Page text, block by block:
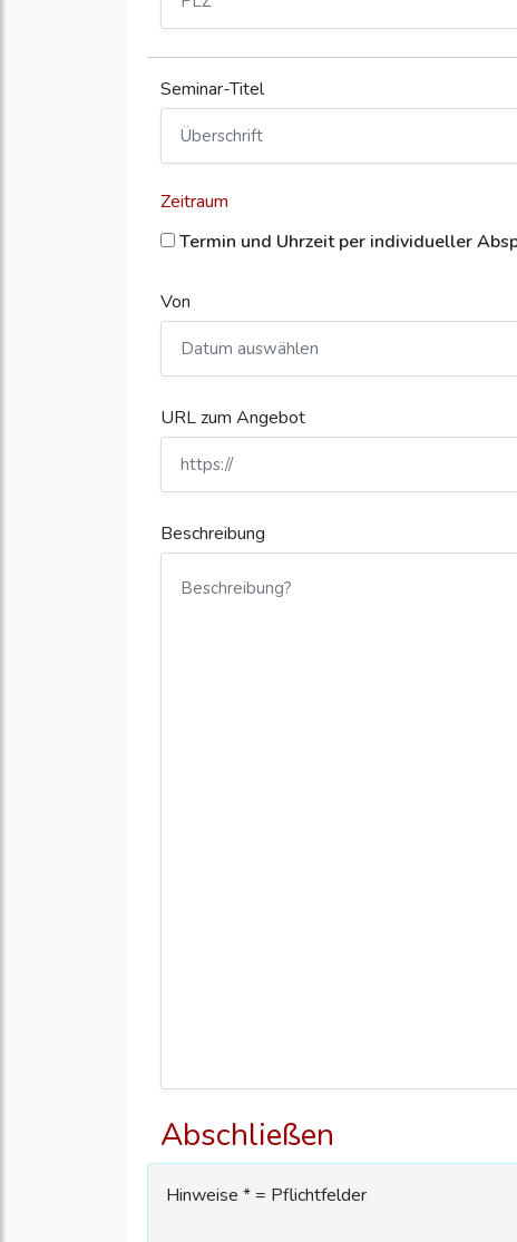
Seminar-Titel
Zeitraum
Termin und Uhrzeit per individueller
Von
URL zum Angebot
Beschreibung
Abschließen
Hinweise * = Pflichtfelder